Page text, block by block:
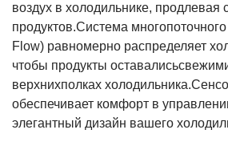
воздух в холодильнике, продлевая
продуктов.Система
Flow) равномерно распределяет
чтобы продукты
верхнихполках
обеспечивает комфорт в
элегантный дизайн вашего